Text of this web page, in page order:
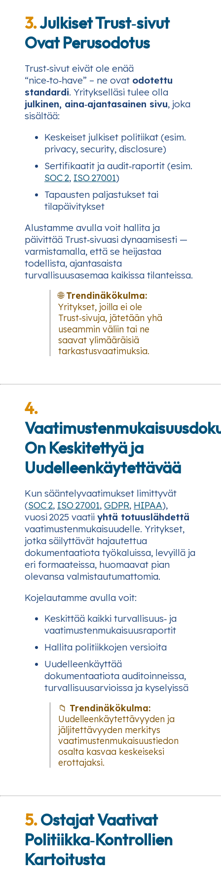
3.Julkiset Trust‑sivut
Ovat Perusodotus
Trust‑sivut eivät ole enää
“nice‑to‑have” – ne ovat odotettu
standardi. Yritykselläsi tulee olla
julkinen, aina‑ajantasainen sivu, joka
sisältää:
Keskeiset julkiset politiikat (esim.
privacy, security, disclosure)
Sertifikaatit ja audit‑raportit (esim.
SOC 2, ISO 27001)
Tapausten paljastukset tai
tilapäivitykset
Alustamme avulla voit hallita ja
päivittää Trust‑sivuasi dynaamisesti —
varmistamalla, että se heijastaa
todellista, ajantasaista
turvallisuusasemaa kaikissa tilanteissa.
🌐Trendinäkökulma:
Yritykset, joilla ei ole
Trust‑sivuja, jätetään yhä
useammin väliin tai ne
saavat ylimääräisiä
tarkastusvaatimuksia.
4.
On Keskitettyä ja
Uudelleenkäytettävää
Kun sääntelyvaatimukset limittyvät
(SOC 2, ISO 27001, GDPR, HIPAA),
vuosi 2025 vaatii yhtä totuuslähdettä
vaatimustenmukaisuudelle. Yritykset,
jotka säilyttävät hajautettua
dokumentaatiota työkaluissa, levyillä ja
eri formaateissa, huomaavat pian
olevansa valmistautumattomia.
Kojelautamme avulla voit:
Keskittää kaikki turvallisuus‑ ja
vaatimustenmukaisuusraportit
Hallita politiikkojen versioita
Uudelleenkäyttää
dokumentaatiota auditoinneissa,
turvallisuusarvioissa ja kyselyissä
📁 Trendinäkökulma:
Uudelleenkäytettävyyden ja
jäljitettävyyden merkitys
vaatimustenmukaisuustiedon
osalta kasvaa keskeiseksi
erottajaksi.
5.Ostajat Vaativat
Politiikka‑Kontrollien
Kartoitusta